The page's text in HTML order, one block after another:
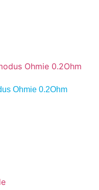
Ohmie 0.2Ohm